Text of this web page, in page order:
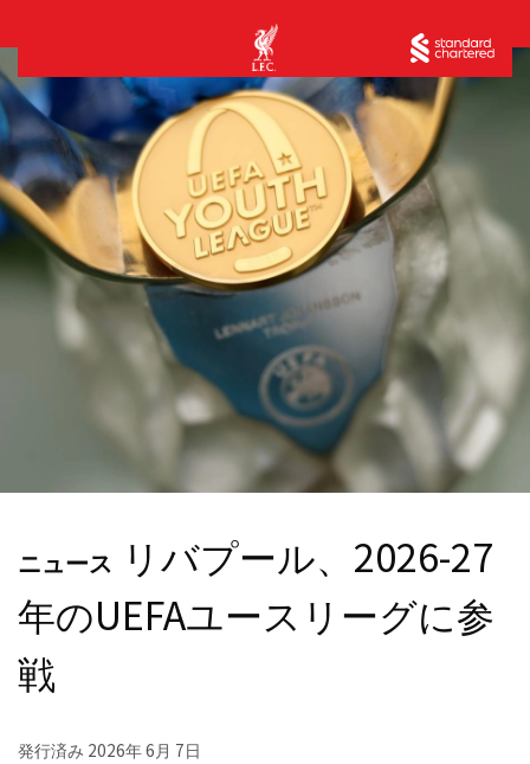
ニュース リバプール、2026-27
年のUEFAユースリーグに参
戦
発行済み 2026年 6月 7日